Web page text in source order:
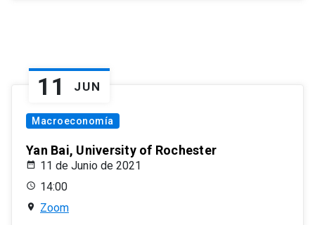
11 JUN
Macroeconomía
Yan Bai, University of Rochester
11 de Junio de 2021
14:00
Zoom